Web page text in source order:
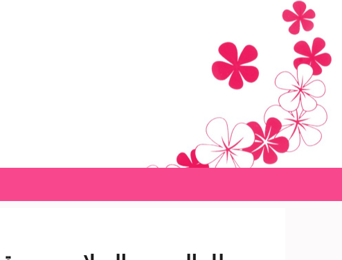
content
(Press
Enter)